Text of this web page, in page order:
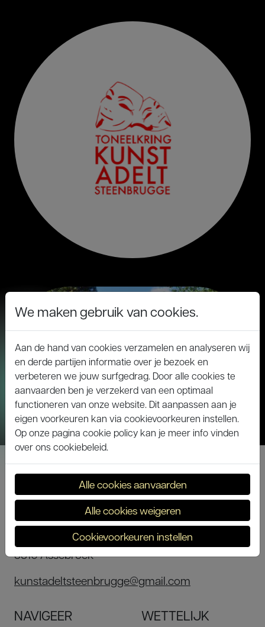
KUNST ADELT
Toneelzaal Zeven Torentjes
Canadaring 41
8310 Assebroek
kunstadeltsteenbrugge@gmail.com
NAVIGEER WETTELIJK
We maken gebruik van cookies.
Aan de hand van cookies verzamelen en analyseren wij
en derde partijen informatie over je bezoek en
verbeteren we jouw surfgedrag. Door alle cookies te
aanvaarden ben je verzekerd van een optimaal
functioneren van onze website. Dit aanpassen aan je
eigen voorkeuren kan via cookievoorkeuren instellen.
Op onze pagina cookie policy kan je meer info vinden
over ons cookiebeleid.
Alle cookies aanvaarden
Alle cookies weigeren
Cookievoorkeuren instellen